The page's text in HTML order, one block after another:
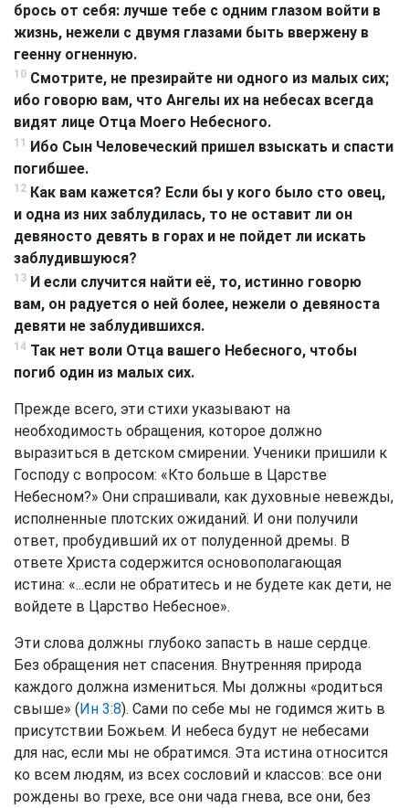
брось от себя: лучше тебе с одним глазом войти в
жизнь, нежели с двумя глазами быть ввержену в
геенну огненную.
10 Смотрите, не презирайте ни одного из малых сих;
ибо говорю вам, что Ангелы их на небесах всегда
видят лице Отца Моего Небесного.
11 Ибо Сын Человеческий пришел взыскать и спасти
погибшее.
12 Как вам кажется? Если бы у кого было сто овец,
и одна из них заблудилась, то не оставит ли он
девяносто девять в горах и не пойдет ли искать
заблудившуюся?
13 И если случится найти её, то, истинно говорю
вам, он радуется о ней более, нежели о девяноста
девяти не заблудившихся.
14 Так нет воли Отца вашего Небесного, чтобы
погиб один из малых сих.
Прежде всего, эти стихи указывают на
необходимость обращения, которое должно
выразиться в детском смирении. Ученики пришили к
Господу с вопросом: «Кто больше в Царстве
Небесном?» Они спрашивали, как духовные невежды,
исполненные плотских ожиданий. И они получили
ответ, пробудивший их от полуденной дремы. В
ответе Христа содержится основополагающая
истина: «...если не обратитесь и не будете как дети, не
войдете в Царство Небесное».
Эти слова должны глубоко запасть в наше сердце.
Без обращения нет спасения. Внутренняя природа
каждого должна измениться. Мы должны «родиться
свыше» (Ин 3:8). Сами по себе мы не годимся жить в
присутствии Божьем. И небеса будут не небесами
для нас, если мы не обратимся. Эта истина относится
ко всем людям, из всех сословий и классов: все они
рождены во грехе, все они чада гнева, все они, без